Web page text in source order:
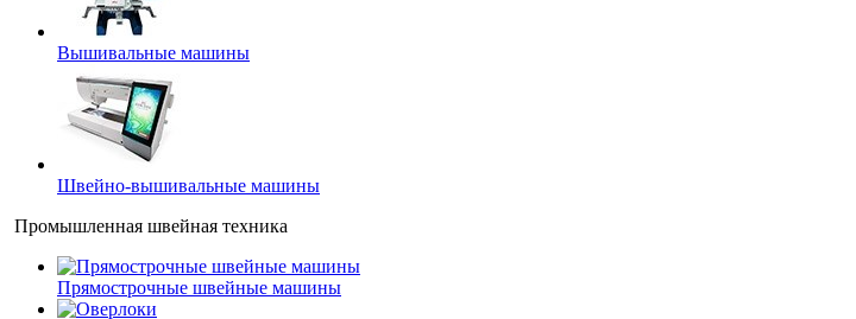
Вышивальные машины
Швейно-вышивальные машины
Промышленная швейная техника
Прямострочные швейные машины